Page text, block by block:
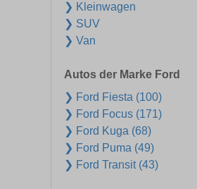
❯ Kleinwagen
❯ SUV
❯ Van
Autos der Marke Ford
❯ Ford Fiesta (100)
❯ Ford Focus (171)
❯ Ford Kuga (68)
❯ Ford Puma (49)
❯ Ford Transit (43)